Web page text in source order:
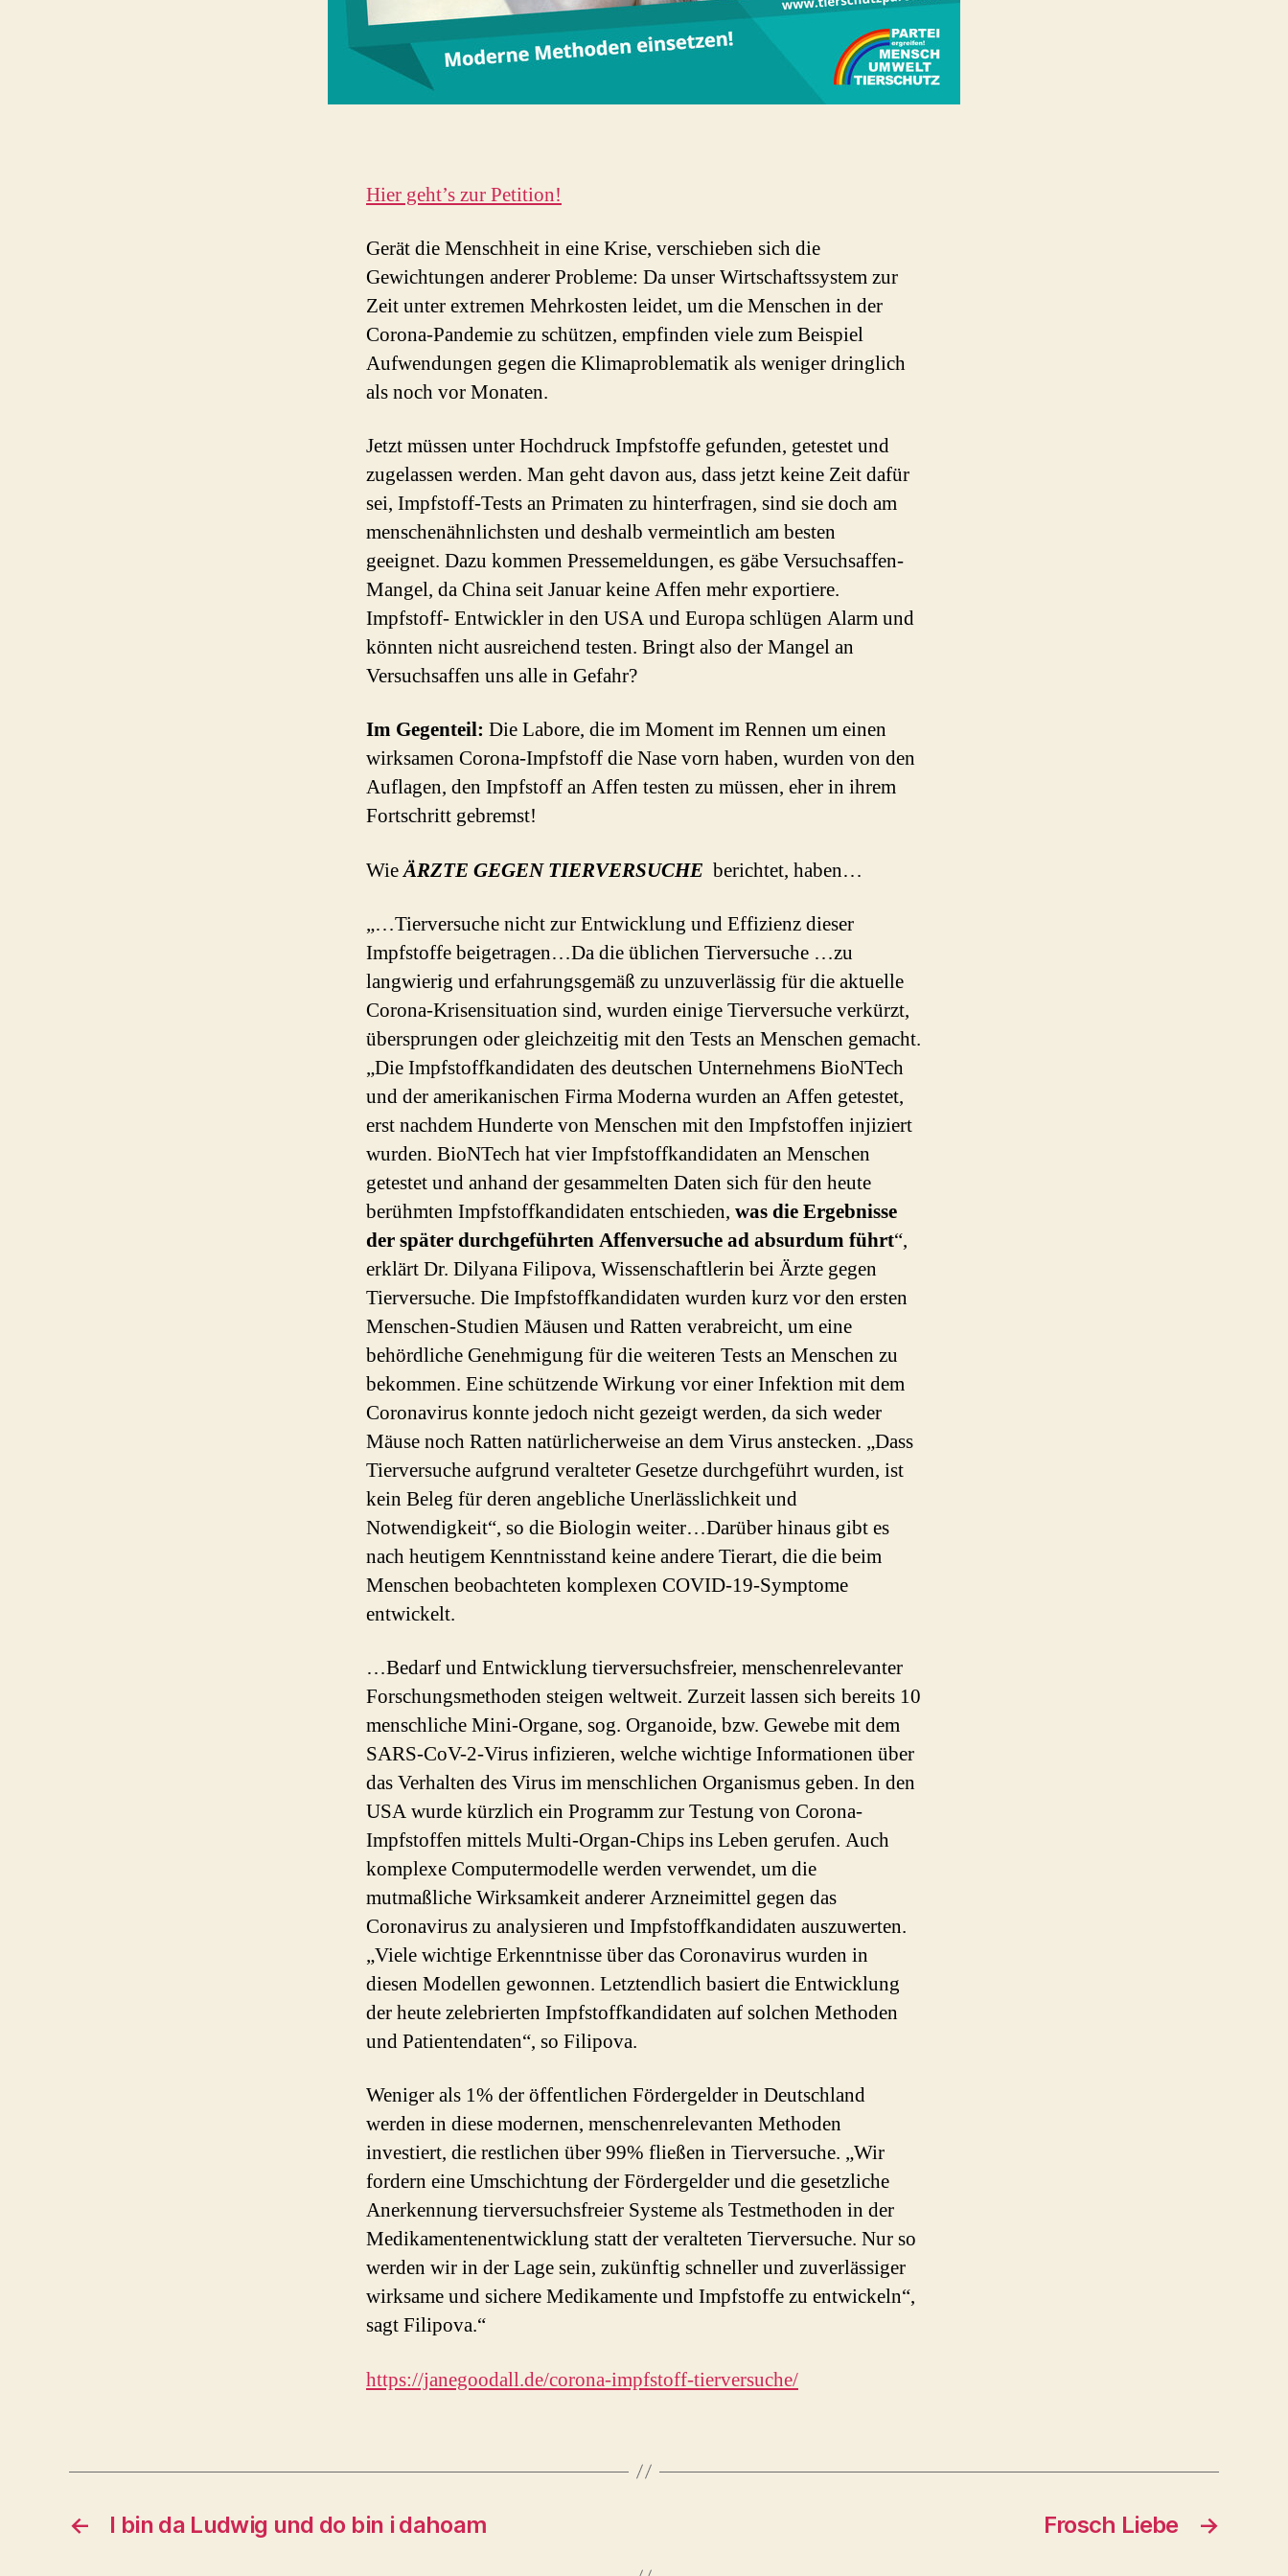
Hier geht’s zur Petition!
Gerät die Menschheit in eine Krise, verschieben sich die
Gewichtungen anderer Probleme: Da unser Wirtschaftssystem zur
Zeit unter extremen Mehrkosten leidet, um die Menschen in der
Corona-Pandemie zu schützen, empfinden viele zum Beispiel
Aufwendungen gegen die Klimaproblematik als weniger dringlich
als noch vor Monaten.
Jetzt müssen unter Hochdruck Impfstoffe gefunden, getestet und
zugelassen werden. Man geht davon aus, dass jetzt keine Zeit dafür
sei, Impfstoff-Tests an Primaten zu hinterfragen, sind sie doch am
menschenähnlichsten und deshalb vermeintlich am besten
geeignet. Dazu kommen Pressemeldungen, es gäbe Versuchsaffen-
Mangel, da China seit Januar keine Affen mehr exportiere.
Impfstoff- Entwickler in den USA und Europa schlügen Alarm und
könnten nicht ausreichend testen. Bringt also der Mangel an
Versuchsaffen uns alle in Gefahr?
Im Gegenteil: Die Labore, die im Moment im Rennen um einen
wirksamen Corona-Impfstoff die Nase vorn haben, wurden von den
Auflagen, den Impfstoff an Affen testen zu müssen, eher in ihrem
Fortschritt gebremst!
WieÄRZTE GEGEN TIERVERSUCHE berichtet, haben…
„…Tierversuche nicht zur Entwicklung und Effizienz dieser
Impfstoffe beigetragen…Da die üblichen Tierversuche …zu
langwierig und erfahrungsgemäß zu unzuverlässig für die aktuelle
Corona-Krisensituation sind, wurden einige Tierversuche verkürzt,
übersprungen oder gleichzeitig mit den Tests an Menschen gemacht.
„Die Impfstoffkandidaten des deutschen Unternehmens BioNTech
und der amerikanischen Firma Moderna wurden an Affen getestet,
erst nachdem Hunderte von Menschen mit den Impfstoffen injiziert
wurden. BioNTech hat vier Impfstoffkandidaten an Menschen
getestet und anhand der gesammelten Daten sich für den heute
berühmten Impfstoffkandidaten entschieden, was die Ergebnisse
der später durchgeführten Affenversuche ad absurdum führt“,
erklärt Dr. Dilyana Filipova, Wissenschaftlerin bei Ärzte gegen
Tierversuche. Die Impfstoffkandidaten wurden kurz vor den ersten
Menschen-Studien Mäusen und Ratten verabreicht, um eine
behördliche Genehmigung für die weiteren Tests an Menschen zu
bekommen. Eine schützende Wirkung vor einer Infektion mit dem
Coronavirus konnte jedoch nicht gezeigt werden, da sich weder
Mäuse noch Ratten natürlicherweise an dem Virus anstecken. „Dass
Tierversuche aufgrund veralteter Gesetze durchgeführt wurden, ist
kein Beleg für deren angebliche Unerlässlichkeit und
Notwendigkeit“, so die Biologin weiter…Darüber hinaus gibt es
nach heutigem Kenntnisstand keine andere Tierart, die die beim
Menschen beobachteten komplexen COVID-19-Symptome
entwickelt.
…Bedarf und Entwicklung tierversuchsfreier, menschenrelevanter
Forschungsmethoden steigen weltweit. Zurzeit lassen sich bereits 10
menschliche Mini-Organe, sog. Organoide, bzw. Gewebe mit dem
SARS-CoV-2-Virus infizieren, welche wichtige Informationen über
das Verhalten des Virus im menschlichen Organismus geben. In den
USA wurde kürzlich ein Programm zur Testung von Corona-
Impfstoffen mittels Multi-Organ-Chips ins Leben gerufen. Auch
komplexe Computermodelle werden verwendet, um die
mutmaßliche Wirksamkeit anderer Arzneimittel gegen das
Coronavirus zu analysieren und Impfstoffkandidaten auszuwerten.
„Viele wichtige Erkenntnisse über das Coronavirus wurden in
diesen Modellen gewonnen. Letztendlich basiert die Entwicklung
der heute zelebrierten Impfstoffkandidaten auf solchen Methoden
und Patientendaten“, so Filipova.
Weniger als 1% der öffentlichen Fördergelder in Deutschland
werden in diese modernen, menschenrelevanten Methoden
investiert, die restlichen über 99% fließen in Tierversuche. „Wir
fordern eine Umschichtung der Fördergelder und die gesetzliche
Anerkennung tierversuchsfreier Systeme als Testmethoden in der
Medikamentenentwicklung statt der veralteten Tierversuche. Nur so
werden wir in der Lage sein, zukünftig schneller und zuverlässiger
wirksame und sichere Medikamente und Impfstoffe zu entwickeln“,
sagt Filipova.“
https://janegoodall.de/corona-impfstoff-tierversuche/
← I bin da Ludwig und do bin i dahoam →
Frosch Liebe